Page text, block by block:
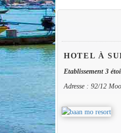
HOTEL À
Etablissement 3
Adresse : 92/12